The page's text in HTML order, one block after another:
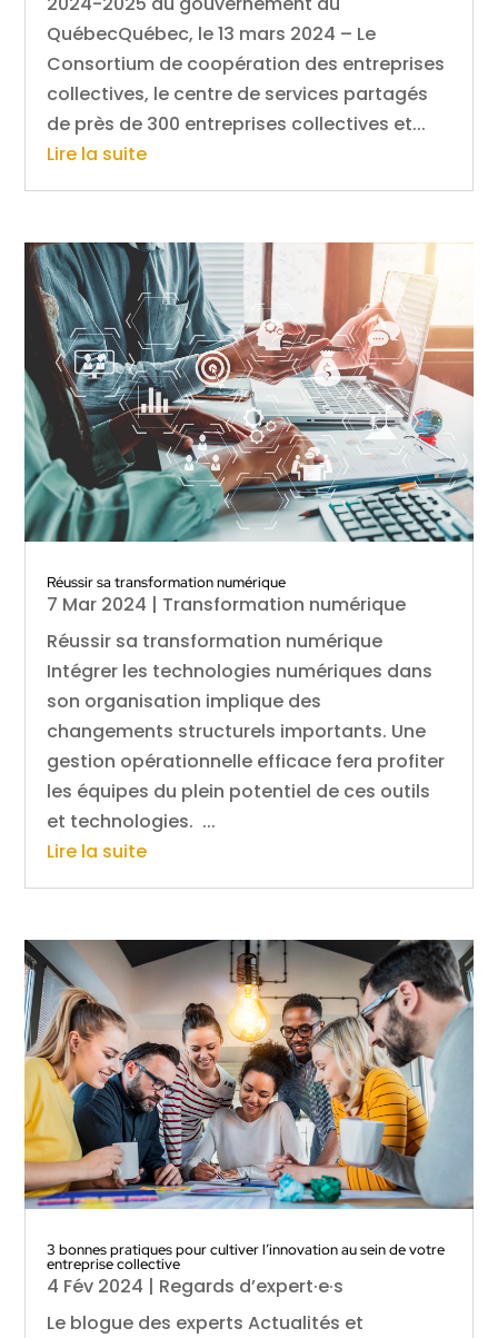
QuébecQuébec, le 13 mars 2024 – Le
Consortium de coopération des entreprises
collectives, le centre de services partagés
de près de 300 entreprises collectives et...
Lire la suite
Réussir sa transformation numérique
7 Mar 2024 | Transformation numérique
Réussir sa transformation numérique
Intégrer les technologies numériques dans
son organisation implique des
changements structurels importants. Une
gestion opérationnelle efficace fera profiter
les équipes du plein potentiel de ces outils
et technologies. ...
Lire la suite
3 bonnes pratiques pour cultiver l’innovation au sein de votre
entreprise collective
4 Fév 2024 | Regards d’expert·e·s
Le blogue des experts Actualités et